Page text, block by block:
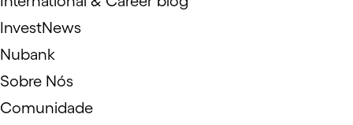
InvestNews
Nubank
Sobre Nós
Comunidade